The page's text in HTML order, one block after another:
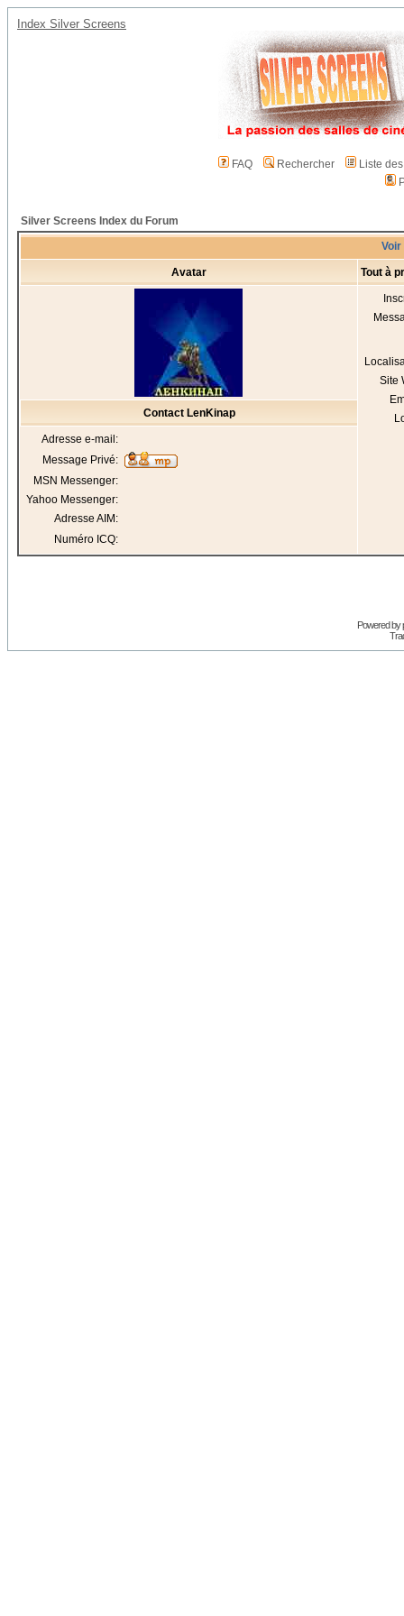
Index Silver Screens
FAQ Rechercher
Liste
Silver Screens Index du Forum
Voir
Avatar Tout à
Site
Contact LenKinap
Adresse e-mail:
Message Privé:
MSN Messenger:
Yahoo Messenger:
Adresse AIM:
Numéro ICQ:
Powered by